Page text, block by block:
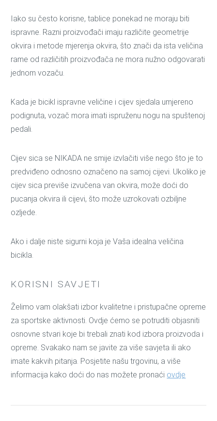
Iako su često korisne, tablice ponekad ne moraju biti
ispravne. Razni proizvođači imaju različite geometrije
okvira i metode mjerenja okvira, što znači da ista veličina
rame od različitih proizvođača ne mora nužno odgovarati
jednom vozaču.
Kada je bicikl ispravne veličine i cijev sjedala umjereno
podignuta, vozač mora imati ispruženu nogu na spuštenoj
pedali.
Cijev sica se NIKADA ne smije izvlačiti više nego što je to
predviđeno odnosno označeno na samoj cijevi. Ukoliko je
cijev sica previše izvučena van okvira, može doći do
pucanja okvira ili cijevi, što može uzrokovati ozbiljne
ozljede.
Ako i dalje niste sigurni koja je Vaša idealna veličina
bicikla.
KORISNI SAVJETI
Želimo vam olakšati izbor kvalitetne i pristupačne opreme
za sportske aktivnosti. Ovdje ćemo se potruditi objasniti
osnovne stvari koje bi trebali znati kod izbora proizvoda i
opreme. Svakako nam se javite za više savjeta ili ako
imate kakvih pitanja. Posjetite našu trgovinu, a više
informacija kako doći do nas možete pronaći ovdje